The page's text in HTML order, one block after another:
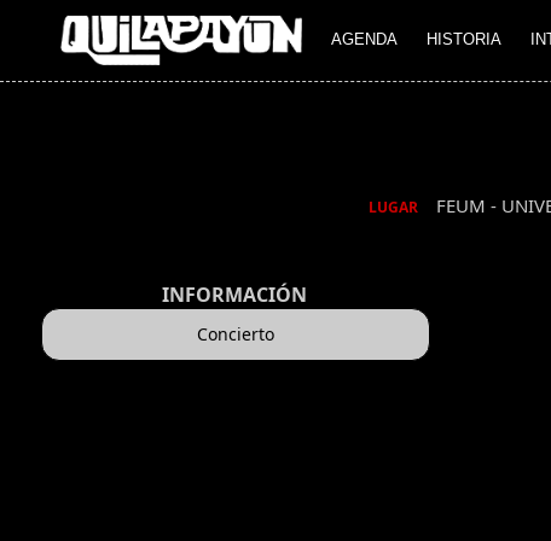
AGENDA HISTORIA
LUGAR FEUM -
INFORMACIÓN
Concierto